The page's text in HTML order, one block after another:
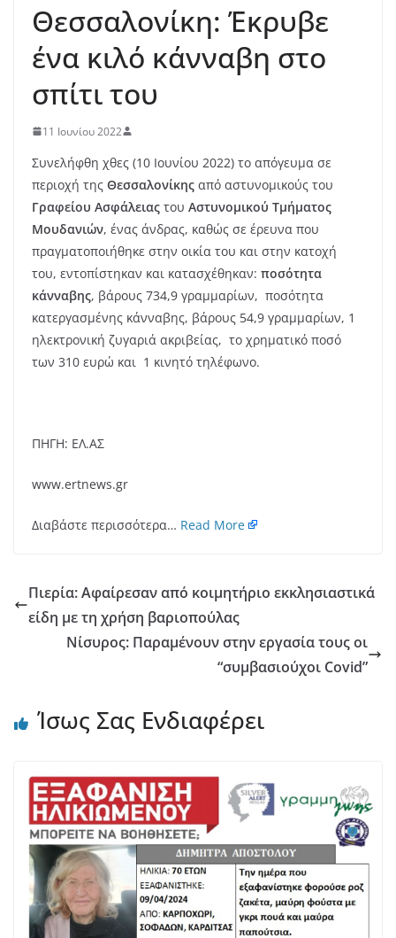
Θεσσαλονίκη: Έκρυβε
ένα κιλό κάνναβη στο
σπίτι του
11 Ιουνίου 2022
Συνελήφθη χθες (10 Ιουνίου 2022) το απόγευμα σε
περιοχή της Θεσσαλονίκης από αστυνομικούς του
Γραφείου Ασφάλειας του Αστυνομικού Τμήματος
Μουδανιών, ένας άνδρας, καθώς σε έρευνα που
πραγματοποιήθηκε στην οικία του και στην κατοχή
του, εντοπίστηκαν και κατασχέθηκαν: ποσότητα
κάνναβης, βάρους 734,9 γραμμαρίων, ποσότητα
κατεργασμένης κάνναβης, βάρους 54,9 γραμμαρίων, 1
ηλεκτρονική ζυγαριά ακριβείας, το χρηματικό ποσό
των 310 ευρώ και 1 κινητό τηλέφωνο.
ΠΗΓΗ: ΕΛ.ΑΣ
www.ertnews.gr
Διαβάστε περισσότερα… Read More
Πιερία: Αφαίρεσαν από κοιμητήριο εκκλησιαστικά
είδη με τη χρήση βαριοπούλας
Νίσυρος: Παραμένουν στην εργασία τους οι
“συμβασιούχοι Covid”
Ίσως Σας Ενδιαφέρει